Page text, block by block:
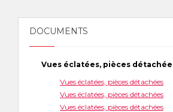
DOCUMENTS
Vues éclatées, pièces
Vues éclatées, pièces détachées
Vues éclatées, pièces détachées
Vues éclatées, pièces détachées